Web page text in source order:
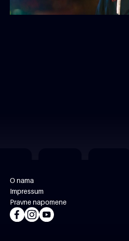
O nama
Impressum
Pravne napomene